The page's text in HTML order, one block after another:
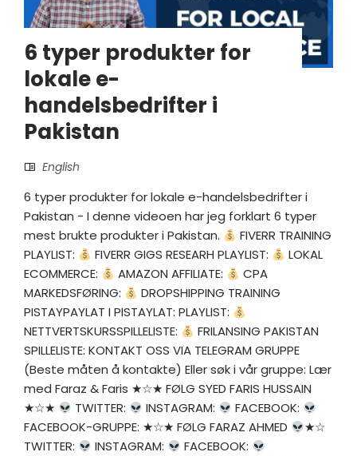
6 typer produkter for
lokale e-
handelsbedrifter i
Pakistan
English
6 typer produkter for lokale e-handelsbedrifter i
Pakistan - I denne videoen har jeg forklart 6 typer
mest brukte produkter i Pakistan.
FIVERR TRAINING
PLAYLIST:
FIVERR GIGS RESEARH PLAYLIST:
LOKAL
ECOMMERCE:
AMAZON AFFILIATE:
CPA
MARKEDSFØRING:
DROPSHIPPING TRAINING
PISTAYPAYLAT I PISTAYLAT: PLAYLIST:
NETTVERTSKURSSPILLELISTE:
FRILANSING PAKISTAN
SPILLELISTE: KONTAKT OSS VIA TELEGRAM GRUPPE
(Beste måten å kontakte) Eller søk i vår gruppe: Lær
med Faraz & Faris ★☆★ FØLG SYED FARIS HUSSAIN
★☆★
TWITTER: INSTAGRAM:
FACEBOOK:
FACEBOOK-GRUPPE: ★☆★ FØLG FARAZ AHMED
★☆
TWITTER:
INSTAGRAM:
FACEBOOK: